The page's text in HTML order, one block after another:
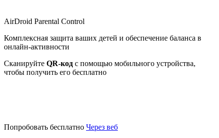
AirDroid Parental Control
Комплексная защита ваших детей и обеспечение баланса в
онлайн-активности
Сканируйте QR-код с помощью мобильного устройства,
чтобы получить его бесплатно
Попробовать бесплатно Через веб